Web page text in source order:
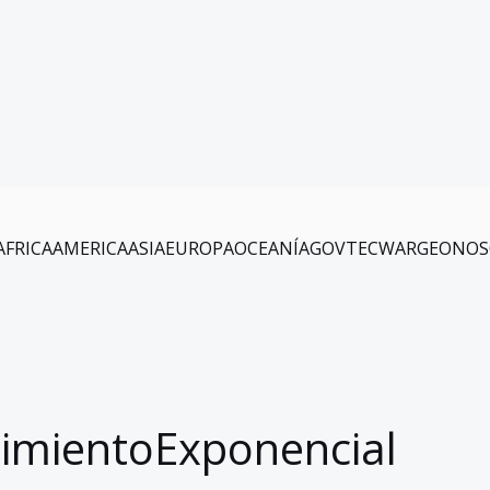
AMERICAASIAEUROPAOCEANÍAGOVTECWARGEO